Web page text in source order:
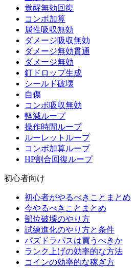
覚醒無効回復
コンボ加算
属性吸収無効
ダメージ吸収無効
ダメージ無効貫通
ダメージ無効
釘ドロップ生成
シールド破壊
自傷
コンボ吸収無効
軽減ループ
操作時間ループ
ルーレットループ
コンボ加算ループ
HP割合回復ループ
初心者向け
初心者がやるべきことまとめ
今やるべきことまとめ
部位破壊のやり方
試練進化のやり方と条件
パズドラパスは買うべきか
ランク上げの効率的な方法
コインの効率的な稼ぎ方